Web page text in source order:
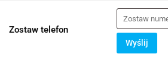
Zostaw telefon
Wyślij